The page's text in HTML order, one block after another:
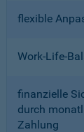
flexible
Work-Life-
finanzielle
durch
Zahlung